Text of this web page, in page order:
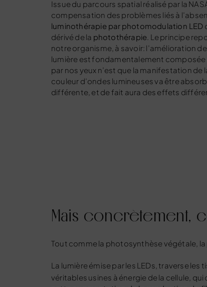
Issue du parcours spatial réalisé par la
compensation des problèmes liés à
luminothérapie par photomodulation LED
dérivé de la photothérapie . Le principe
notre organisme, à savoir: l’amélioration de
lumière est fondamentalement
par nos yeux n’est que la manifestation
couleur d’ondes lumineuses va être
différente, et de fait aura des effets
Mais concrètement,
Tout comme la photosynthèse végétale,
La lumière émise par les LEDs, traverse
véritables usines à énergie de la cellule,